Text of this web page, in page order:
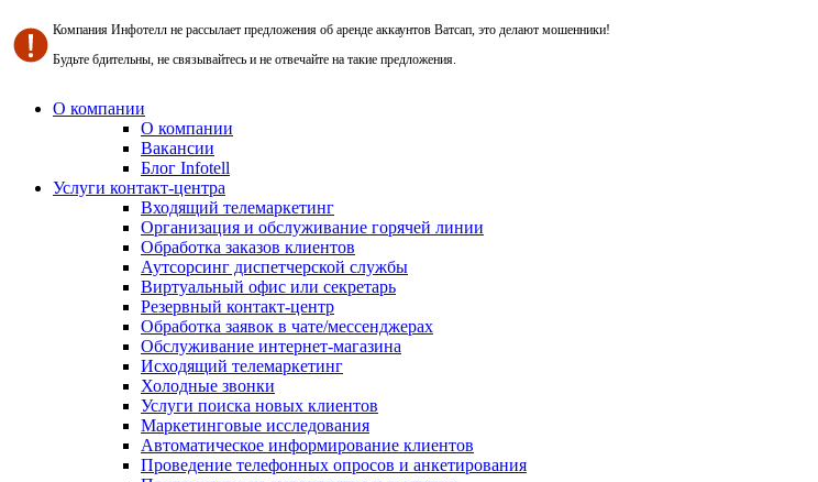
Компания Инфотелл не рассылает предложения об аренде аккаунтов Ватсап, это делают мошенники!
Будьте бдительны, не связывайтесь и не отвечайте на такие предложения.
О компании
О компании
Вакансии
Блог Infotell
Услуги контакт-центра
Входящий телемаркетинг
Организация и обслуживание горячей линии
Обработка заказов клиентов
Аутсорсинг диспетчерской службы
Виртуальный офис или секретарь
Резервный контакт-центр
Обработка заявок в чате/мессенджерах
Обслуживание интернет-магазина
Исходящий телемаркетинг
Холодные звонки
Услуги поиска новых клиентов
Маркетинговые исследования
Автоматическое информирование клиентов
Проведение телефонных опросов и анкетирования